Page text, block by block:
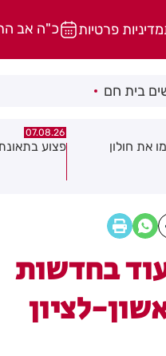
מדיניות פרטיות כ"ה אב התשפ"ו |
בית חם
חולון
07.08.26
גופה נפלטה
בחדשות
לציון